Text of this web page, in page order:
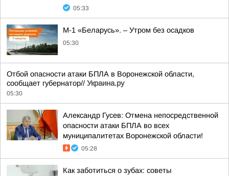
05:33
М-1 «Беларусь». – Утром без осадков
05:30
Отбой опасности атаки БПЛА в Воронежской области,
сообщает губернатор// Украина.ру
05:30
Александр Гусев: Отмена непосредственной
опасности атаки БПЛА во всех
муниципалитетах Воронежской области!
05:28
Как заботиться о зубах: советы